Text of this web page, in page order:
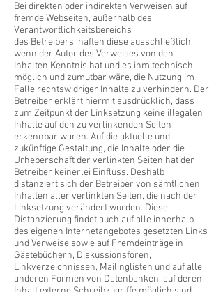
Bei direkten oder indirekten Verweisen auf
fremde Webseiten, außerhalb des
Verantwortlichkeitsbereichs
des Betreibers, haften diese ausschließlich,
wenn der Autor des Verweises von den
Inhalten Kenntnis hat und es ihm technisch
möglich und zumutbar wäre, die Nutzung im
Falle rechtswidriger Inhalte zu verhindern. Der
Betreiber erklärt hiermit ausdrücklich, dass
zum Zeitpunkt der Linksetzung keine illegalen
Inhalte auf den zu verlinkenden Seiten
erkennbar waren. Auf die aktuelle und
zukünftige Gestaltung, die Inhalte oder die
Urheberschaft der verlinkten Seiten hat der
Betreiber keinerlei Einfluss. Deshalb
distanziert sich der Betreiber von sämtlichen
Inhalten aller verlinkten Seiten, die nach der
Linksetzung verändert wurden. Diese
Distanzierung findet auch auf alle innerhalb
des eigenen Internetangebotes gesetzten Links
und Verweise sowie auf Fremdeinträge in
Gästebüchern, Diskussionsforen,
Linkverzeichnissen, Mailinglisten und auf alle
anderen Formen von Datenbanken, auf deren